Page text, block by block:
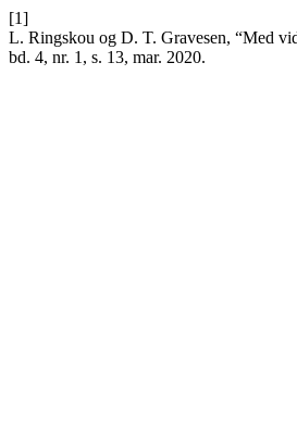
[1]
L. Ringskou og D. T. Gravesen, “Med
bd. 4, nr. 1, s. 13, mar. 2020.